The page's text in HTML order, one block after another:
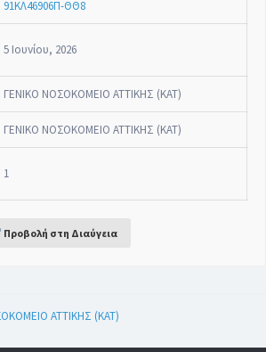
91ΚΛ46906Π-ΘΘ8
5 Ιουνίου, 2026
ΓΕΝΙΚΟ ΝΟΣΟΚΟΜΕΙΟ ΑΤΤΙΚΗΣ (ΚΑΤ)
ΓΕΝΙΚΟ ΝΟΣΟΚΟΜΕΙΟ ΑΤΤΙΚΗΣ (ΚΑΤ)
1
Προβολή στη Διαύγεια
ΑΤΤΙΚΗΣ (ΚΑΤ)